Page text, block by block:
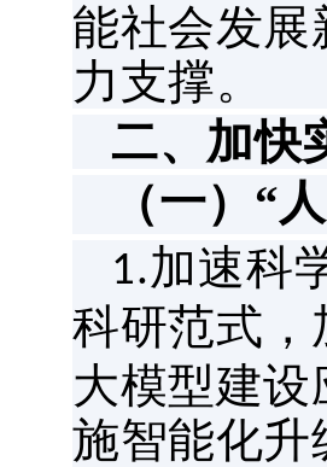
能社会发展
力支撑。
二、加快
（一）“
1.加速科
科研范式，
大模型建
施智能化升